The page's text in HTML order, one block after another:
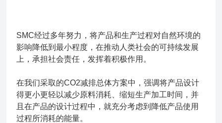
SMC经过多年努力，将产品和生产过程对自然环境的
影响降低到最小程度，在推动人类社会的可持续发展
上，承担社会责任，发挥着积极作用。
在我们采取的CO2减排总体方案中，强调将产品设计
得更小更轻以减少原料消耗、缩短生产加工时间，并
且在产品的设计过程中，就充分考虑到降低产品使用
过程所消耗的能量。